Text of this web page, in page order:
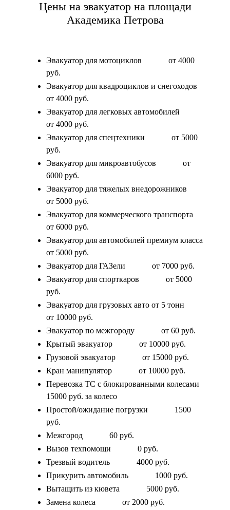
Цены на эвакуатор на площади
Академика Петрова
Эвакуатор для мотоциклов
от 4000
руб.
Эвакуатор для квадроциклов и снегоходов
от 4000 руб.
Эвакуатор для легковых автомобилей
от 4000 руб.
Эвакуатор для спецтехники
от 5000
руб.
Эвакуатор для микроавтобусов
от
6000 руб.
Эвакуатор для тяжелых внедорожников
от 5000 руб.
Эвакуатор для коммерческого транспорта
от 6000 руб.
Эвакуатор для автомобилей премиум класса
от 5000 руб.
Эвакуатор для ГАЗели
от 7000 руб.
Эвакуатор для спорткаров
от 5000
руб.
Эвакуатор для грузовых авто от 5 тонн
от 10000 руб.
Эвакуатор по межгороду
от 60 руб.
Крытый эвакуатор
от 10000 руб.
Грузовой эвакуатор
от 15000 руб.
Кран манипулятор
от 10000 руб.
Перевозка ТС с блокированными колесами
15000 руб. за колесо
Простой/ожидание погрузки
1500
руб.
Межгород
60 руб.
Вызов техпомощи
0 руб.
Трезвый водитель
4000 руб.
Прикурить автомобиль
1000 руб.
Вытащить из кювета
5000 руб.
Замена колеса
от 2000 руб.